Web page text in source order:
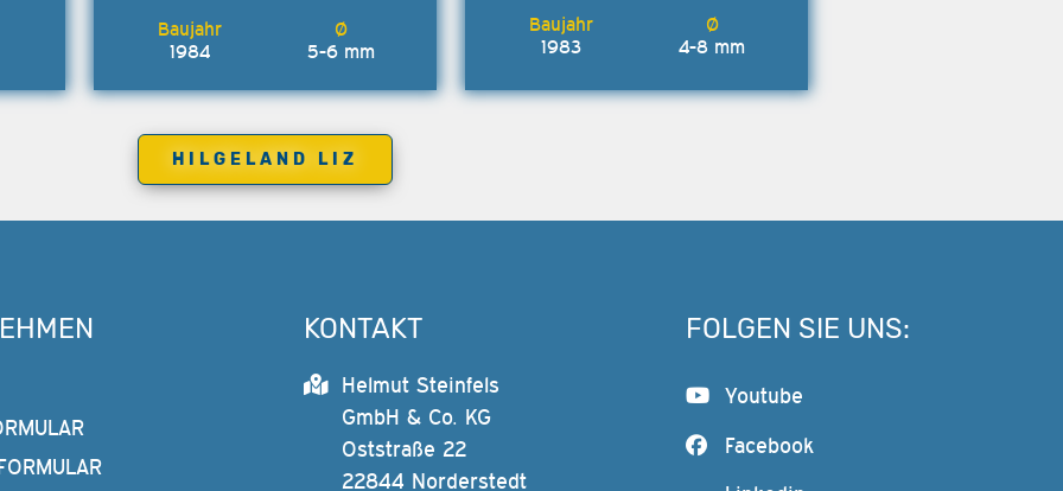
1984 5-6 mm 1983 4-8 mm
HILGELAND LIZ
KONTAKT
Helmut Steinfels
GmbH & Co. KG
Oststraße 22
22844 Norderstedt
FOLGEN SIE UNS:
Youtube
Facebook